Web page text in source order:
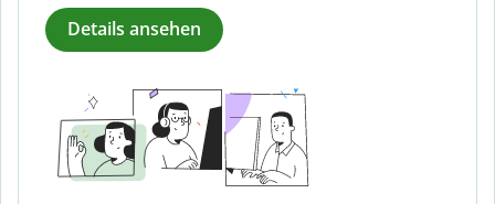
Details ansehen